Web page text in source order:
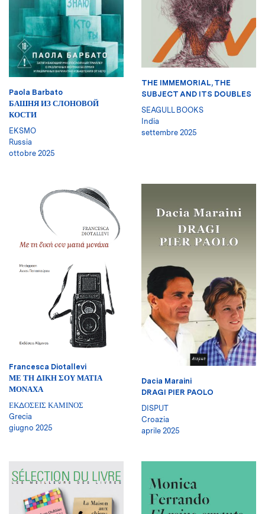
Paola Barbato
БАШНЯ ИЗ СЛОНОВОЙ
КОСТИ
EKSMO
Russia
ottobre 2025
THE IMMEMORIAL, THE
SUBJECT AND ITS DOUBLES
SEAGULL BOOKS
India
settembre 2025
Francesca Diotallevi
ΜΕ ΤΗ ΔΙΚΗ ΣΟΥ ΜΑΤΙΑ
ΜΟΝΑΧΑ
ΕΚΔΟΣΕΙΣ ΚΑΜΙΝΟΣ
Grecia
giugno 2025
Dacia Maraini
DRAGI PIER PAOLO
DISPUT
Croazia
aprile 2025